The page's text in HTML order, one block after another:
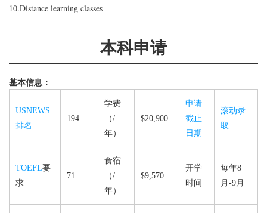
10.Distance learning classes
本科申请
基本信息：
USNEWS
排名
194
学费
（/
年）
$20,900
申请
截止
日期
滚动录
取
TOEFL要
求
71
食宿
（/
年）
$9,570
开学
时间
每年8
月-9月